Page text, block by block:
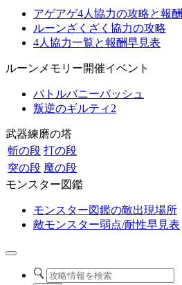
アゲアゲ4人協力の攻略と報酬
ルーンざくざく協力の攻略
4人協力一覧と報酬早見表
ルーンメモリー開催イベント
バトルバニーバッシュ
叛逆のギルティ2
武器練磨の塔
斬の段 打の段
突の段 魔の段
モンスター図鑑
モンスター図鑑の敵出現場所
敵モンスター弱点/耐性早見表